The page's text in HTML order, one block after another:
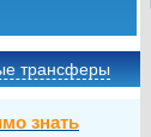
трансферы
знать